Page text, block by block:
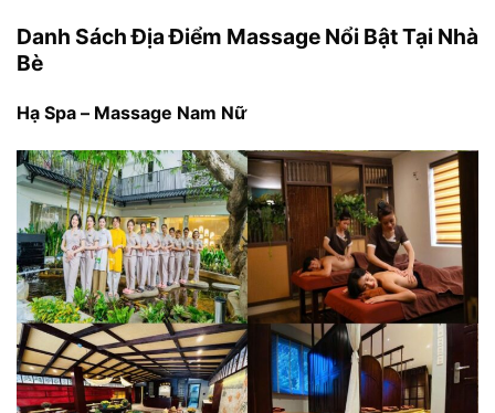
Danh Sách Địa Điểm Massage Nổi Bật Tại Nhà
Bè
Hạ Spa – Massage Nam Nữ